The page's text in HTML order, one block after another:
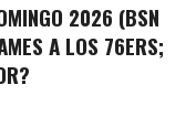
2026 (BSN
A LOS 76ERS;